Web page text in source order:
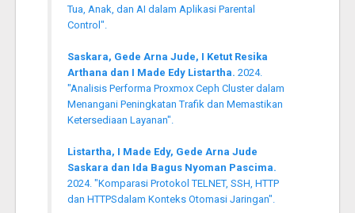
Tua, Anak, dan AI dalam Aplikasi Parental
Control".
Saskara, Gede Arna Jude, I Ketut Resika
Arthana dan I Made Edy Listartha. 2024.
"Analisis Performa Proxmox Ceph Cluster dalam
Menangani Peningkatan Trafik dan Memastikan
Ketersediaan Layanan".
Listartha, I Made Edy, Gede Arna Jude
Saskara dan Ida Bagus Nyoman Pascima.
2024. "Komparasi Protokol TELNET, SSH, HTTP
dan HTTPSdalam Konteks Otomasi Jaringan".